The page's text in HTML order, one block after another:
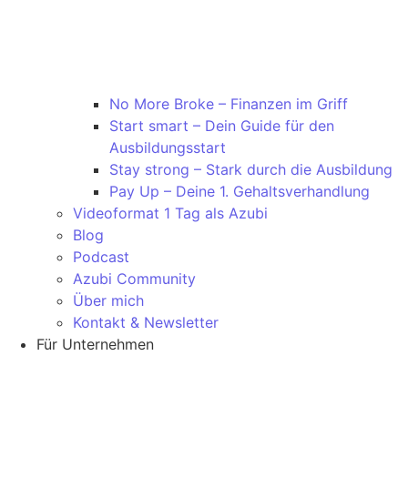
No More Broke – Finanzen im Griff
Start smart – Dein Guide für den
Ausbildungsstart
Stay strong – Stark durch die Ausbildung
Pay Up – Deine 1. Gehaltsverhandlung
Videoformat 1 Tag als Azubi
Blog
Podcast
Azubi Community
Über mich
Kontakt & Newsletter
Für Unternehmen